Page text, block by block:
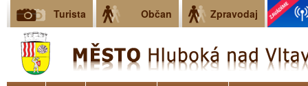
Turista Občan Zpravodaj